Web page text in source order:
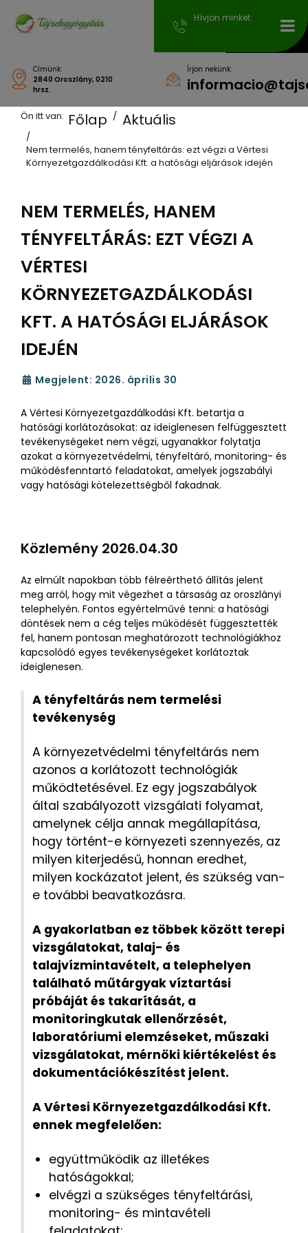
Címünk:
2840 Oroszlány, 0210
hrsz.
Írjon nekünk:
Hívjon minket:
Ön itt van: Főlap Aktuális
Nem termelés, hanem tényfeltárás: ezt végzi a Vértesi
Környezetgazdálkodási Kft. a hatósági eljárások idején
NEM TERMELÉS, HANEM
TÉNYFELTÁRÁS: EZT VÉGZI A
VÉRTESI
KÖRNYEZETGAZDÁLKODÁSI
KFT. A HATÓSÁGI ELJÁRÁSOK
IDEJÉN
Megjelent: 2026. április 30
A Vértesi Környezetgazdálkodási Kft. betartja a
hatósági korlátozásokat: az ideiglenesen felfüggesztett
tevékenységeket nem végzi, ugyanakkor folytatja
azokat a környezetvédelmi, tényfeltáró, monitoring- és
működésfenntartó feladatokat, amelyek jogszabályi
vagy hatósági kötelezettségből fakadnak.
Közlemény 2026.04.30
Az elmúlt napokban több félreérthető állítás jelent
meg arról, hogy mit végezhet a társaság az oroszlányi
telephelyén. Fontos egyértelművé tenni: a hatósági
döntések nem a cég teljes működését függesztették
fel, hanem pontosan meghatározott technológiákhoz
kapcsolódó egyes tevékenységeket korlátoztak
ideiglenesen.
A tényfeltárás nem termelési
tevékenység
A környezetvédelmi tényfeltárás nem
azonos a korlátozott technológiák
működtetésével. Ez egy jogszabályok
által szabályozott vizsgálati folyamat,
amelynek célja annak megállapítása,
hogy történt-e környezeti szennyezés, az
milyen kiterjedésű, honnan eredhet,
milyen kockázatot jelent, és szükség van-
e további beavatkozásra.
A gyakorlatban ez többek között terepi
vizsgálatokat, talaj- és
talajvízmintavételt, a telephelyen
található műtárgyak víztartási
próbáját és takarítását, a
monitoringkutak ellenőrzését,
laboratóriumi elemzéseket, műszaki
vizsgálatokat, mérnöki kiértékelést és
dokumentációkészítést jelent.
A Vértesi Környezetgazdálkodási Kft.
ennek megfelelően:
együttműködik az illetékes
hatóságokkal;
elvégzi a szükséges tényfeltárási,
monitoring- és mintavételi